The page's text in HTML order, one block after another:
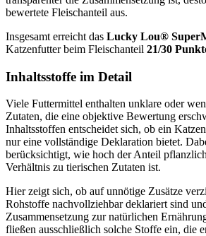
bewertete Fleischanteil aus.
Insgesamt erreicht das Lucky Lou®
Katzenfutterbeim Fleischanteil 21/30
Inhaltsstoffe im Detail
Viele Futtermittel enthalten unklare oder
Zutaten, die eine objektive Bewertung
Inhaltsstoffen entscheidet sich, ob ein
nur eine vollständige Deklaration bietet.
berücksichtigt, wie hoch der Anteil
Verhältnis zu tierischen Zutaten ist.
Hier zeigt sich, ob auf unnötige Zusätze
Rohstoffe nachvollziehbar deklariert sind
Zusammensetzung zur natürlichen
fließen ausschließlich solche Stoffe ein, die